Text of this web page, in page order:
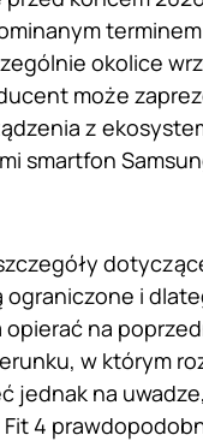
okolice
może
z
smartfon
ograniczone i
na
w którym
jednak na
Fit 4